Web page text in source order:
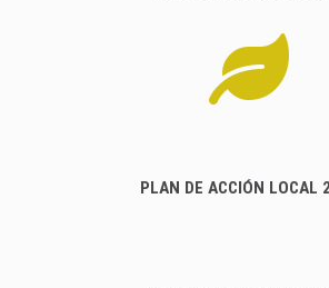
PLAN DE ACCIÓN LOCAL